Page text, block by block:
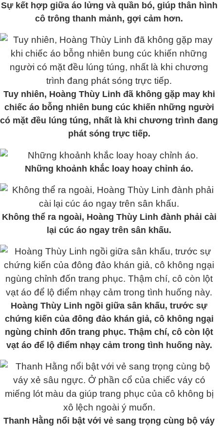
Sự kết hợp giữa áo lửng và quần bó, giúp thân hình
cô trông thanh mảnh, gợi cảm hơn.
Tuy nhiên, Hoàng Thùy Linh đã không gặp may khi
chiếc áo bỗng nhiên bung cúc khiến những người
có mặt đều lúng túng, nhất là khi chương trình đang
phát sóng trực tiếp.
Những khoảnh khắc loay hoay chỉnh áo.
Không thể ra ngoài, Hoàng Thùy Linh đành phải cài
lại cúc áo ngay trên sân khấu.
Hoàng Thùy Linh ngồi giữa sân khấu, trước sự
chứng kiến của đông đảo khán giả, cô không ngại
ngùng chỉnh đốn trang phục. Thậm chí, cô còn lột
vạt áo để lộ điểm nhạy cảm trong tình huống này.
Thanh Hằng nổi bật với vẻ sang trọng cùng bộ váy